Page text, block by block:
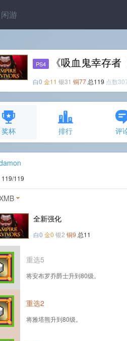
闲游
PS4 《吸血鬼幸存
白0 金11 银31 铜77 总119 点数
奖杯 排行 评
119/119
全新强化
白0 金0 银2 铜9 总11
重选5
将安布罗乔爵士升到80级。
重选2
将雅塔熊升到80级。